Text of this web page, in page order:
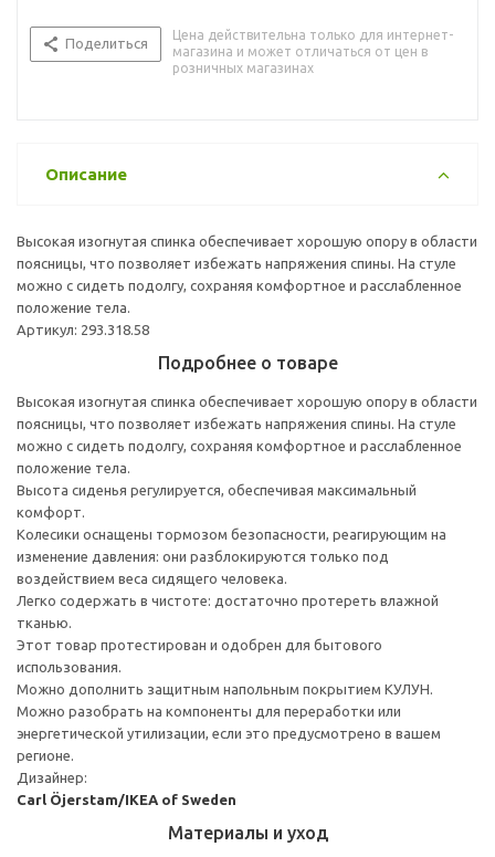
Поделиться
Цена действительна только для интернет-
магазина и может отличаться от цен в
розничных магазинах
Описание
Высокая изогнутая спинка обеспечивает хорошую опору в области
поясницы, что позволяет избежать напряжения спины. На стуле
можно с сидеть подолгу, сохраняя комфортное и расслабленное
положение тела.
Артикул: 293.318.58
Подробнее о товаре
Высокая изогнутая спинка обеспечивает хорошую опору в области
поясницы, что позволяет избежать напряжения спины. На стуле
можно с сидеть подолгу, сохраняя комфортное и расслабленное
положение тела.
Высота сиденья регулируется, обеспечивая максимальный
комфорт.
Колесики оснащены тормозом безопасности, реагирующим на
изменение давления: они разблокируются только под
воздействием веса сидящего человека.
Легко содержать в чистоте: достаточно протереть влажной
тканью.
Этот товар протестирован и одобрен для бытового
использования.
Можно дополнить защитным напольным покрытием КУЛУН.
Можно разобрать на компоненты для переработки или
энергетической утилизации, если это предусмотрено в вашем
регионе.
Дизайнер:
Carl Öjerstam/IKEA of Sweden
Материалы и уход